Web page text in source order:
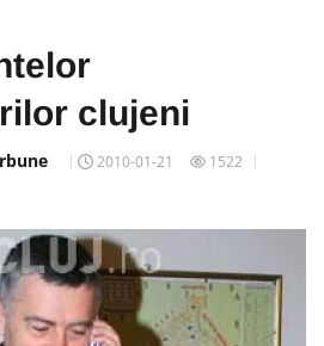
clujeni
2010-01-21
1522